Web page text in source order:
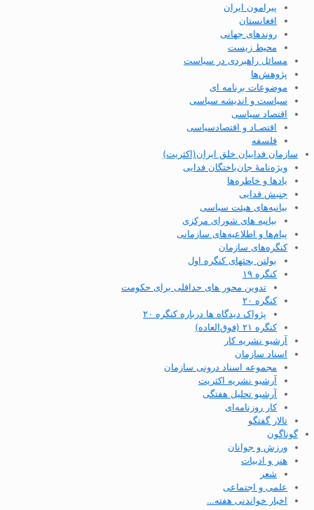
پیرامون ایران
افغانستان
روندهای جهانی
محیط زیست
مسائل راهبردی در سیاست
پژوهش‌ها
موضوعات برنامه ای
سیاست و اندیشه سیاسی
اقتصاد سیاسی
اقتصـاد و اقتصاد‌سیاسی
فلسفه
سازمان فداییان خلق ایران(اکثریت)
ویژه‌نامهٔ جان‌باختگان فدایی
یادها و خاطره‌ها
جنبش فدایی
بیانیه‌های هیئت سیاسی
بیانیه های شورای مرکزی
پیام‌ها و اطلاعیه‌های سازمانی
کنگره‌های سازمان
بولتن بحثهای کنگره اول
کنگره ۱۹
تدوین محور های حداقلی برای حکومت
کنگره ۲۰
پژواک دیدگاه ها درباره کنگره ۲۰
کنگره ۲۱ (فوق‌العاده)
آرشیو نشریه کار
اسناد سازمان
مجموعه اسناد درونی سازمان
آرشیو نشریه اکثریت
آرشیو تحلیل هفتگی
کار روزنامه‌ای
تالار گفتگو
گوناگون
ورزش و جوانان
هنر و ادبیات
شعر
علمی و اجتماعی
اخبار خواندنی هفته…